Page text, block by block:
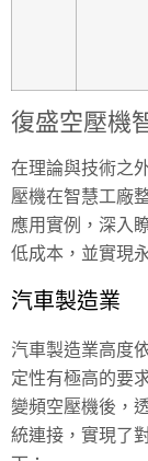
復盛空壓機
在理論與技術之
壓機在智慧工廠
應用實例，深入
低成本，並實現
汽車製造業
汽車製造業高度
定性有極高的要
變頻空壓機後，
統連接，實現了